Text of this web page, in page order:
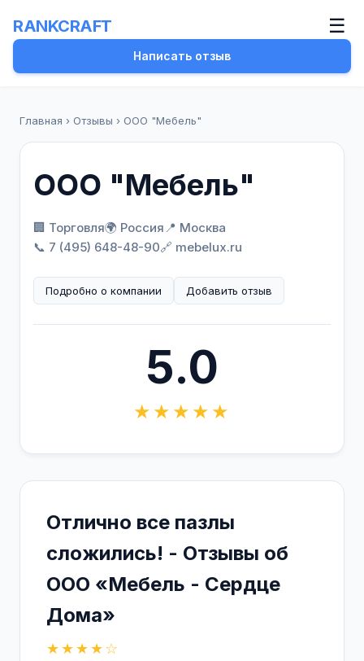
RANKCRAFT ☰
Написать отзыв
Главная › Отзывы › ООО "Мебель"
ООО "Мебель"
🏢 Торговля🌍 Россия📍 Москва
📞 7 (495) 648-48-90🔗 mebelux.ru
Подробно о компании Добавить отзыв
5.0
★★★★★
Отлично все пазлы
сложились! - Отзывы об
ООО «Мебель - Сердце
Дома»
★★★★☆